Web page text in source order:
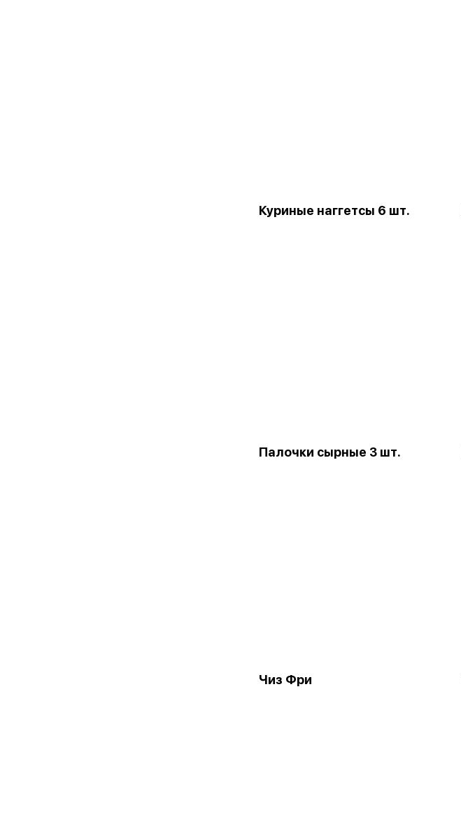
Куриные наггетсы 6 шт.
Палочки сырные 3 шт.
Чиз Фри